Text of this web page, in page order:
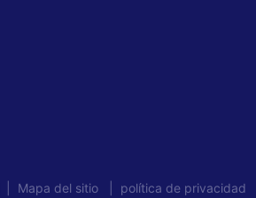
Mapa del sitio política de privacidad